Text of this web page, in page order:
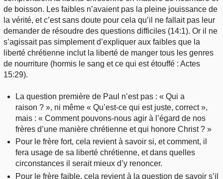
de boisson. Les faibles n’avaient pas la pleine jouissance de
la vérité, et c’est sans doute pour cela qu’il ne fallait pas leur
demander de résoudre des questions difficiles (14:1). Or il ne
s’agissait pas simplement d’expliquer aux faibles que la
liberté chrétienne inclut la liberté de manger tous les genres
de nourriture (hormis le sang et ce qui est étouffé : Actes
15:29).
La question première de Paul n’est pas : « Qui a
raison ? », ni même « Qu’est-ce qui est juste, correct »,
mais : « Comment pouvons-nous agir à l’égard de nos
frères d’une manière chrétienne et qui honore Christ ? »
Pour le frère fort, cela revient à savoir si, et comment, il
fera usage de sa liberté chrétienne, et dans quelles
circonstances il serait mieux d’y renoncer.
Pour le frère faible, cela revient à la question de savoir s’il